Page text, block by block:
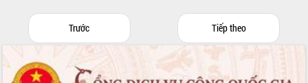
Trước Tiếp theo